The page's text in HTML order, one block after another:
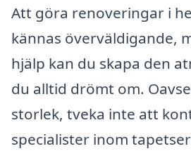
Att göra renoveringar i
kännas överväldigande,
hjälp kan du skapa den
du alltid drömt om.
storlek, tveka inte att
specialister inom